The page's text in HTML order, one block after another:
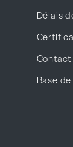
Délais
Contact
Base